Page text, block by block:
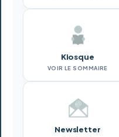
Kiosque
VOIR LE SOMMAIRE
Newsletter